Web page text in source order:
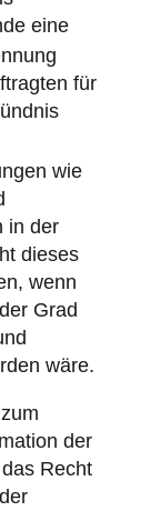
eine
für
wie
in der
dieses
wenn
Grad
wäre.
der
Recht